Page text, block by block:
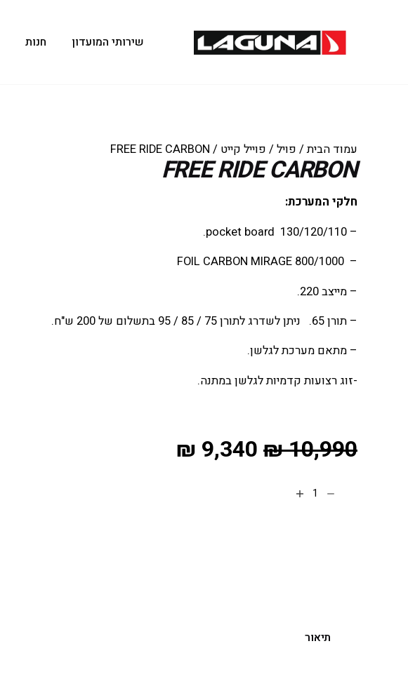
שירותי המועדון חנות
עמוד הבית/ פויל/ פוייל קייט / FREE RIDE CARBON
FREE RIDE CARBON
חלקי המערכת:
– pocket board 130/120/110.
– FOIL CARBON MIRAGE 800/1000
– מייצב 220.
– תורן 65. ניתן לשדרג לתורן 75 / 85 / 95 בתשלום של 200 ש"ח.
– מתאם מערכת לגלשן.
-זוג רצועות קדמיות לגלשן במתנה.
₪10,990
₪ 9,340
תיאור